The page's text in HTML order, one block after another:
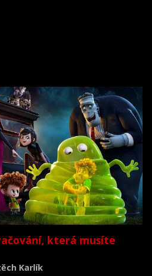
která musíte
Karlík